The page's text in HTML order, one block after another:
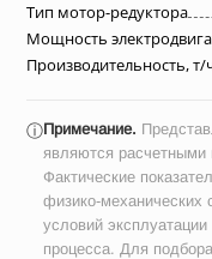
Тип мотор-редуктора
Мощность
Производительность, т/
ⓘПримечание.
являются
Фактические
физико-механических
условий эксплуатации
процесса. Для